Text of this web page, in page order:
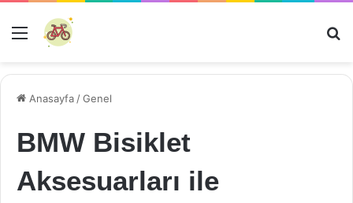
Menü
Anasayfa /Genel
BMW Bisiklet
Aksesuarları ile